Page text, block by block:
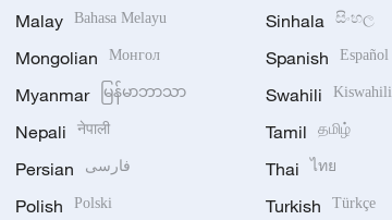
Malay Bahasa Melayu
Mongolian Монгол
Myanmar မြန်မာဘာသာ
Nepali नेपाली
Persian فارسی
Polish Polski
Sinhala සිංහල
Spanish Español
Swahili Kiswahili
Tamil தமிழ்
Thai ไทย
Turkish Türkçe